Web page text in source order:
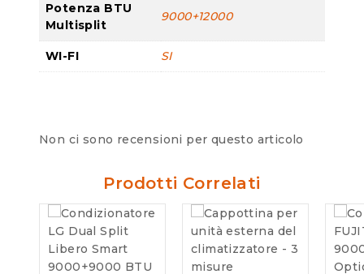
Potenza BTU
Multisplit
9000+12000
WI-FI SI
Non ci sono recensioni per questo articolo
Prodotti Correlati